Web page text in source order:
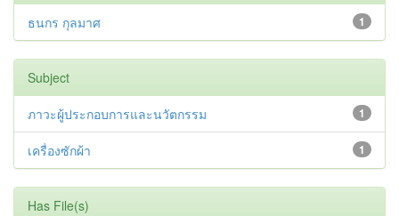
1
ธนกร กุลมาศ
Subject
1
ภาวะผู้ประกอบการและนวัตกรรม
1
เครื่องซักผ้า
Has File(s)